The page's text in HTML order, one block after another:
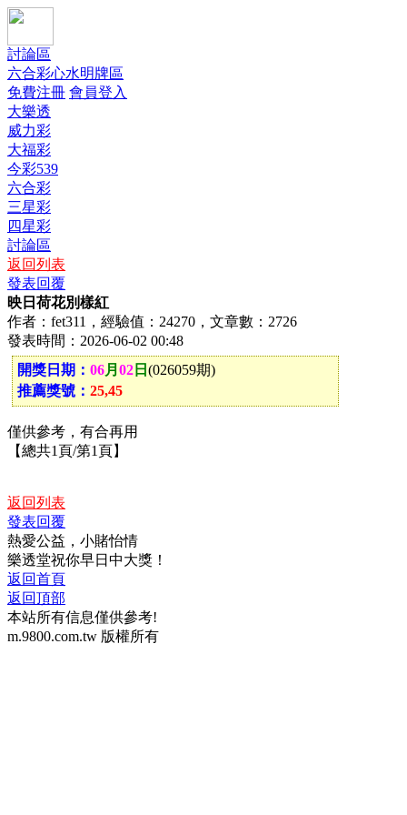
討論區
六合彩心水明牌區
免費注冊 會員登入
大樂透
威力彩
大福彩
今彩539
六合彩
三星彩
四星彩
討論區
返回列表
發表回覆
映日荷花別樣紅
作者：fet311，經驗值：24270，文章數：2726
發表時間：2026-06-02 00:48
開獎日期： 06月 02 日 (026059期)
推薦獎號： 25,45
僅供參考，有合再用
【總共1頁/第1頁】
返回列表
發表回覆
熱愛公益，小賭怡情
樂透堂祝你早日中大獎！
返回首頁
返回頂部
本站所有信息僅供參考!
m.9800.com.tw 版權所有